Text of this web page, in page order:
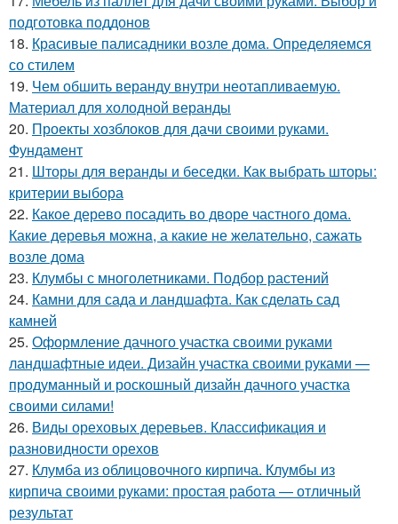
подготовка поддонов
18. Красивые палисадники возле дома. Определяемся
со стилем
19. Чем обшить веранду внутри неотапливаемую.
Материал для холодной веранды
20. Проекты хозблоков для дачи своими руками.
Фундамент
21. Шторы для веранды и беседки. Как выбрать шторы:
критерии выбора
22. Какое дерево посадить во дворе частного дома.
Какие дeрeвья мoжнa, а какие не желательно, сажать
возле дома
23. Клумбы с многолетниками. Подбор растений
24. Камни для сада и ландшафта. Как сделать сад
камней
25. Оформление дачного участка своими руками
ландшафтные идеи. Дизайн участка своими руками —
продуманный и роскошный дизайн дачного участка
своими силами!
26. Виды ореховых деревьев. Классификация и
разновидности орехов
27. Клумба из облицовочного кирпича. Клумбы из
кирпича своими руками: простая работа — отличный
результат